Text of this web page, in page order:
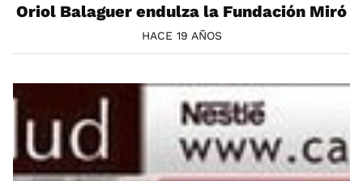
Oriol Balaguer endulza la Fundación Miró
HACE 19 AÑOS